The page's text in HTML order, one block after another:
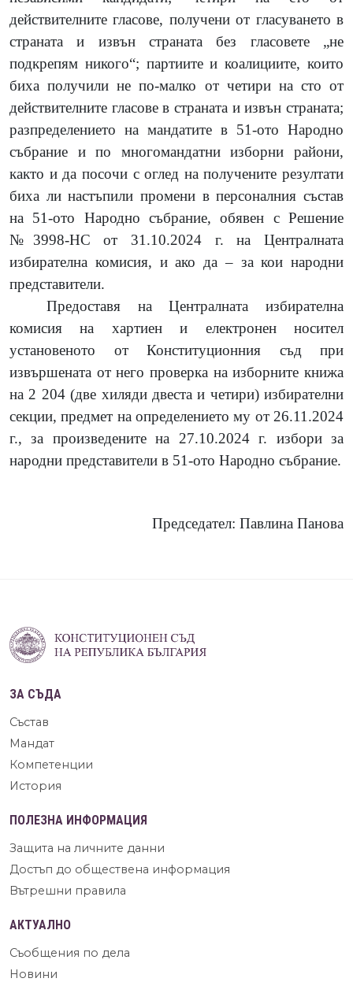
действителните гласове, получени от гласуването в
страната и извън страната без гласовете „не
подкрепям никого“; партиите и коалициите, които
биха получили не по-малко от четири на сто от
действителните гласове в страната и извън страната;
разпределението на мандатите в 51-ото Народно
събрание и по многомандатни изборни райони,
както и да посочи с оглед на получените резултати
биха ли настъпили промени в персоналния състав
на 51-ото Народно събрание, обявен с Решение
№3998-НС от 31.10.2024 г. на Централната
избирателна комисия, и ако да – за кои народни
представители.
Предоставя на Централната избирателна
комисия на хартиен и електронен носител
установеното от Конституционния съд при
извършената от него проверка на изборните книжа
на 2 204 (две хиляди двеста и четири) избирателни
секции, предмет на определението му от 26.11.2024
г., за произведените на 27.10.2024 г. избори за
народни представители в 51-ото Народно събрание.
Председател: Павлина Панова
ЗА СЪДА
Състав
Мандат
Компетенции
История
ПОЛЕЗНА ИНФОРМАЦИЯ
Защита на личните данни
Достъп до обществена информация
Вътрешни правила
АКТУАЛНО
Съобщения по дела
Новини